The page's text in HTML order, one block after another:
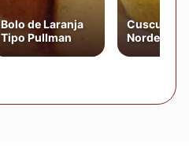
Bolo de Laranja
Tipo Pullman
Cuscuz
Nordestino